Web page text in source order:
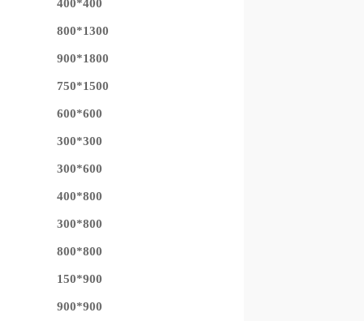
400*400
800*1300
900*1800
750*1500
600*600
300*300
300*600
400*800
300*800
800*800
150*900
900*900